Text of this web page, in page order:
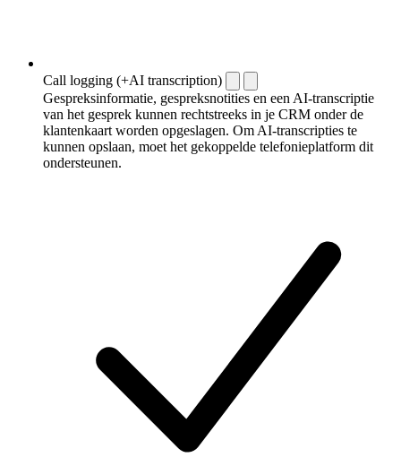
Call logging (+AI transcription)
Gespreksinformatie, gespreksnotities en een AI-transcriptie
van het gesprek kunnen rechtstreeks in je CRM onder de
klantenkaart worden opgeslagen. Om AI-transcripties te
kunnen opslaan, moet het gekoppelde telefonieplatform dit
ondersteunen.